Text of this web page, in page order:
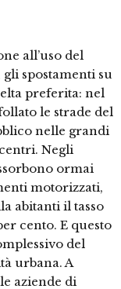
all’uso del
spostamenti su
preferita: nel
le strade del
nelle grandi
Negli
ormai
motorizzati,
abitanti il tasso
cento. E questo
del
urbana. A
aziende di